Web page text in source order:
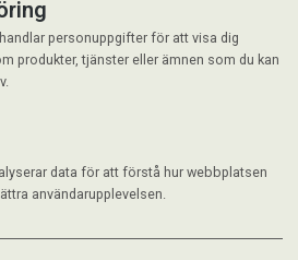
personuppgifter för att visa dig
produkter, tjänster eller ämnen som du kan
data för att förstå hur webbplatsen
användarupplevelsen.